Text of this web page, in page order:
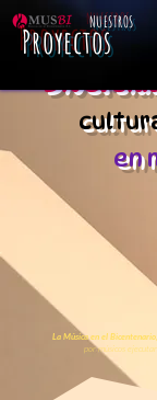
NUESTROS
Proyectos
en
La Música en el
por músicos